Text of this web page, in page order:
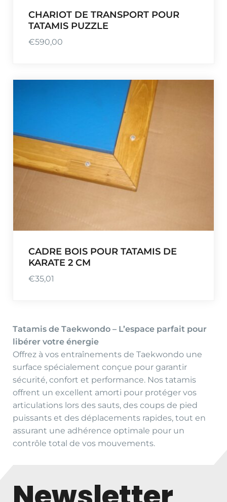
CHARIOT DE TRANSPORT POUR
TATAMIS PUZZLE
€590,00
CADRE BOIS POUR TATAMIS DE
KARATE 2 CM
€35,01
Tatamis de Taekwondo – L’espace parfait pour
libérer votre énergie
Offrez à vos entraînements de Taekwondo une
surface spécialement conçue pour garantir
sécurité, confort et performance. Nos tatamis
offrent un excellent amorti pour protéger vos
articulations lors des sauts, des coups de pied
puissants et des déplacements rapides, tout en
assurant une adhérence optimale pour un
contrôle total de vos mouvements.